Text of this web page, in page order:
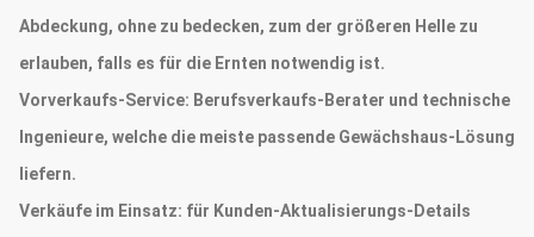
Abdeckung, ohne zu bedecken, zum der größeren Helle zu
erlauben, falls es für die Ernten notwendig ist.
Vorverkaufs-Service: Berufsverkaufs-Berater und technische
Ingenieure, welche die meiste passende Gewächshaus-Lösung
liefern.
Verkäufe im Einsatz: für Kunden-Aktualisierungs-Details